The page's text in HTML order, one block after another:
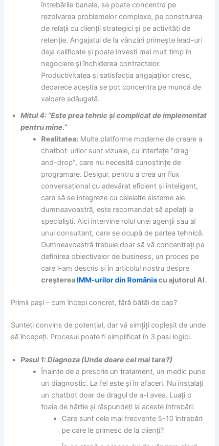
întrebările banale, se poate concentra pe
rezolvarea problemelor complexe, pe construirea
de relații cu clienții strategici și pe activități de
retenție. Angajatul de la vânzări primește lead-uri
deja calificate și poate investi mai mult timp în
negociere și închiderea contractelor.
Productivitatea și satisfacția angajaților cresc,
deoarece aceștia se pot concentra pe muncă de
valoare adăugată.
Mitul 4: “Este prea tehnic și complicat de implementat
pentru mine.”
Realitatea: Multe platforme moderne de creare a
chatbot-urilor sunt vizuale, cu interfețe “drag-
and-drop”, care nu necesită cunoștințe de
programare. Desigur, pentru a crea un flux
conversațional cu adevărat eficient și inteligent,
care să se integreze cu celelalte sisteme ale
dumneavoastră, este recomandat să apelați la
specialiști. Aici intervine rolul unei agenții sau al
unui consultant, care se ocupă de partea tehnică.
Dumneavoastră trebuie doar să vă concentrați pe
definirea obiectivelor de business, un proces pe
care l-am descris și în articolul nostru despre
creșterea IMM-urilor din Româniacu ajutorul AI.
Primii pași – cum începi concret, fără bătăi de cap?
Sunteți convins de potențial, dar vă simțiți copleșit de unde
să începeți. Procesul poate fi simplificat în 3 pași logici.
Pasul 1: Diagnoza (Unde doare cel mai tare?)
Înainte de a prescrie un tratament, un medic pune
un diagnostic. La fel este și în afaceri. Nu instalați
un chatbot doar de dragul de a-l avea. Luați o
foaie de hârtie și răspundeți la aceste întrebări:
Care sunt cele mai frecvente 5-10 întrebări
pe care le primesc de la clienți?